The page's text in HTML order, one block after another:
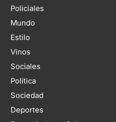
Policiales
Mundo
Estilo
Vinos
Sociales
Política
Sociedad
Deportes